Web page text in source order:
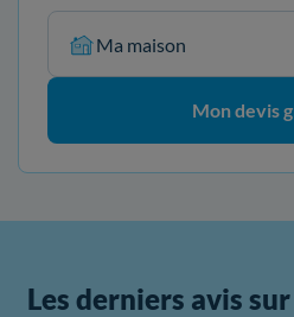
Ma maison
Mon devis
Les derniers avis